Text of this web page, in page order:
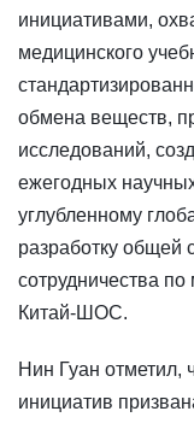
инициативами,
медицинского
обмена веществ,
исследований,
ежегодных
углубленному
разработку общей
сотрудничества
Китай-ШОС.
Нин Гуан отметил,
инициатив